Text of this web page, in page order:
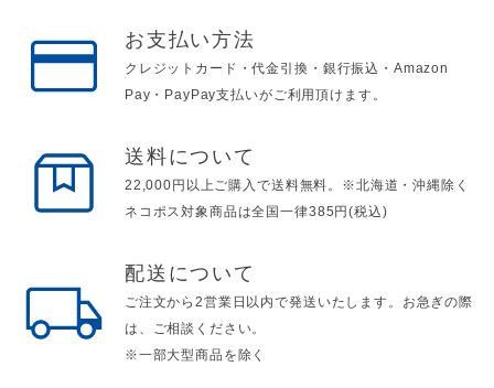
お支払い方法
クレジットカード・代金引換・銀行振込・Amazon
Pay・PayPay支払いがご利用頂けます。
送料について
22,000円以上ご購入で送料無料。※北海道・沖縄除く
ネコポス対象商品は全国一律385円(税込)
配送について
ご注文から2営業日以内で発送いたします。お急ぎの際
は、ご相談ください。
※一部大型商品を除く